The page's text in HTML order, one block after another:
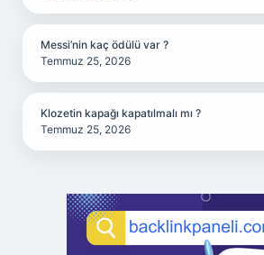
Messi’nin kaç ödülü var ?
Temmuz 25, 2026
Klozetin kapağı kapatılmalı mı ?
Temmuz 25, 2026